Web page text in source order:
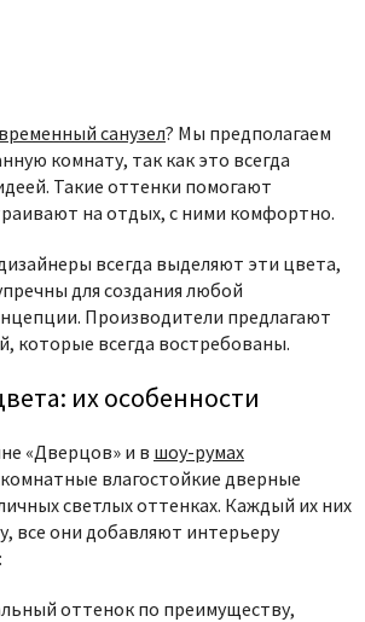
санузел? Мы предполагаем
комнату, так как это всегда
Такие оттенки помогают
на отдых, с ними комфортно.
всегда выделяют эти цвета,
для создания любой
Производители предлагают
которые всегда востребованы.
их особенности
«Дверцов» и в шоу-румах
влагостойкие дверные
светлых оттенках. Каждый их них
все они добавляют интерьеру
оттенок по преимуществу,